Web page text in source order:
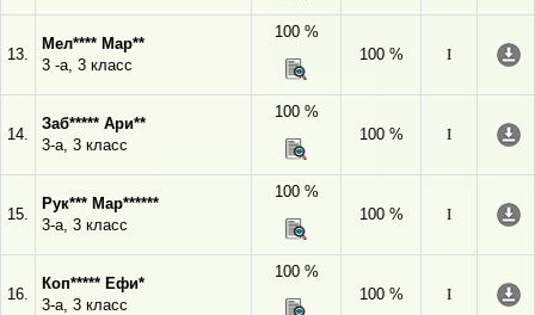
13.
Мел**** Мар**
3 -а, 3 класс
100 %
100 %
I
14.
Заб***** Ари**
3-а, 3 класс
100 %
100 %
I
15.
Рук*** Мар******
3-а, 3 класс
100 %
100 %
I
16.
Коп***** Ефи*
3-а, 3 класс
100 %
100 %
I